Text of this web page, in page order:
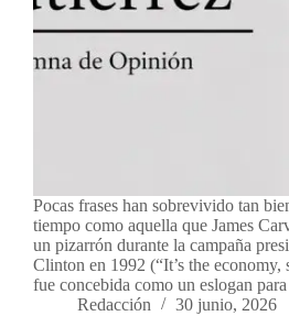
Pocas frases han sobrevivido tan
tiempo como aquella que James
un pizarrón durante la campaña
Clinton en 1992 (“It’s the economy,
fue concebida como un eslogan
Redacción
30 junio, 2026